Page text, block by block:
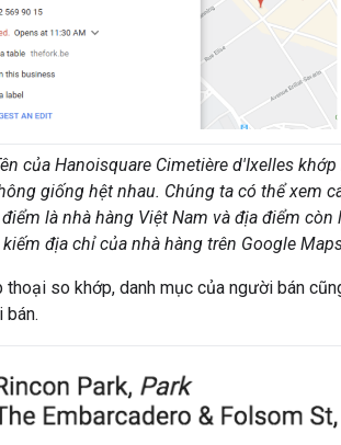
của Hanoisquare Cimetière d'Ixelles
giống hệt nhau. Chúng ta có thể xem
là nhà hàng Việt Nam và địa điểm
địa chỉ của nhà hàng trên Google
thoại so khớp, danh mục của người bán
bán.